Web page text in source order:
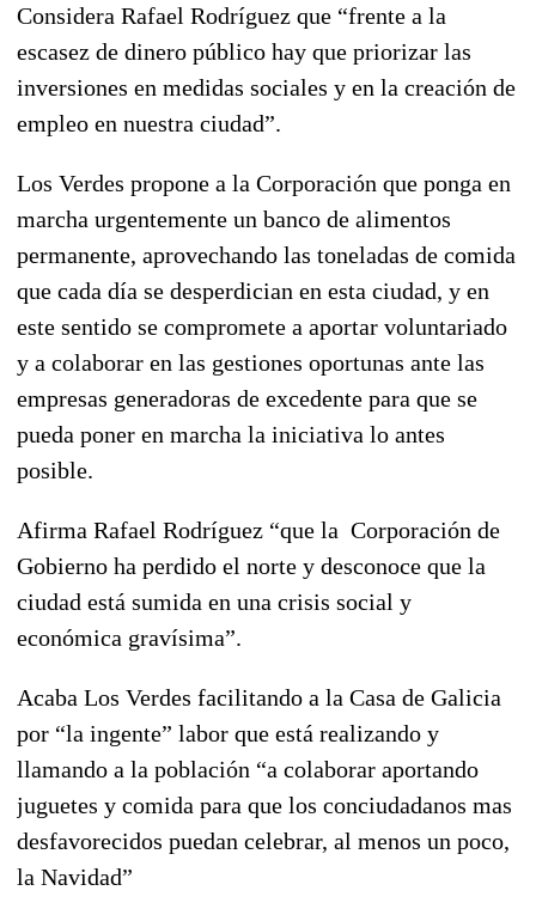
Considera Rafael Rodríguez que “frente a la
escasez de dinero público hay que priorizar las
inversiones en medidas sociales y en la creación de
empleo en nuestra ciudad”.
Los Verdes propone a la Corporación que ponga en
marcha urgentemente un banco de alimentos
permanente, aprovechando las toneladas de comida
que cada día se desperdician en esta ciudad, y en
este sentido se compromete a aportar voluntariado
y a colaborar en las gestiones oportunas ante las
empresas generadoras de excedente para que se
pueda poner en marcha la iniciativa lo antes
posible.
Afirma Rafael Rodríguez “que la Corporación de
Gobierno ha perdido el norte y desconoce que la
ciudad está sumida en una crisis social y
económica gravísima”.
Acaba Los Verdes facilitando a la Casa de Galicia
por “la ingente” labor que está realizando y
llamando a la población “a colaborar aportando
juguetes y comida para que los conciudadanos mas
desfavorecidos puedan celebrar, al menos un poco,
la Navidad”